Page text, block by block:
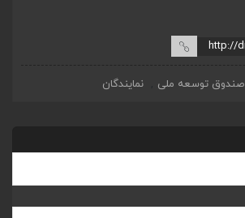
صندوق توسعه ملی نمایندگان